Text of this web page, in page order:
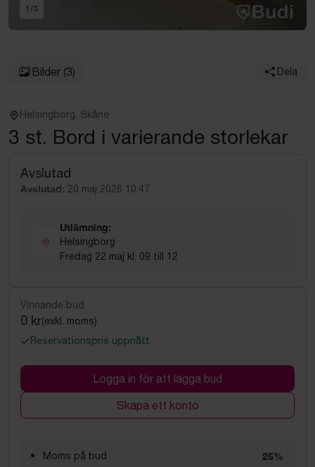
1 /3
Bilder (3) Dela
Helsingborg, Skåne
3 st. Bord i varierande storlekar
Avslutad
Avslutad: 20 maj 2026 10:47
Utlämning:
Helsingborg
Fredag 22 maj kl. 09 till 12
Vinnande bud
0 kr(exkl. moms)
Reservationspris uppnått
Logga in för att lägga bud
Skapa ett konto
Moms på bud 25%